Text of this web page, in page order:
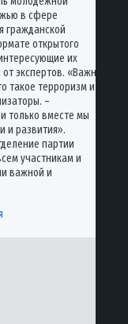
в сфере
гражданской
открытого
их
экспертов. «Важно,
такое терроризм и
–
только вместе мы
и развития».
партии
участникам и
важной и